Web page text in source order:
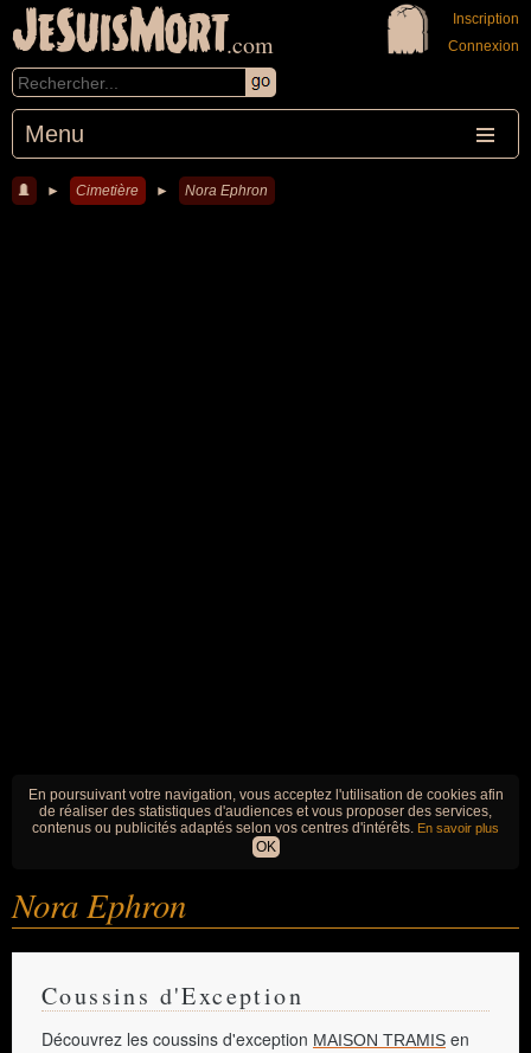
JeSuisMort.com
Menu
Inscription
Connexion
► Cimetière ► Nora Ephron
En poursuivant votre navigation, vous acceptez l'utilisation de cookies afin
de réaliser des statistiques d'audiences et vous proposer des services,
contenus ou publicités adaptés selon vos centres d'intérêts. En savoir plus
OK
Nora Ephron
Coussins d'Exception
Découvrez les coussins d'exception MAISON TRAMIS en